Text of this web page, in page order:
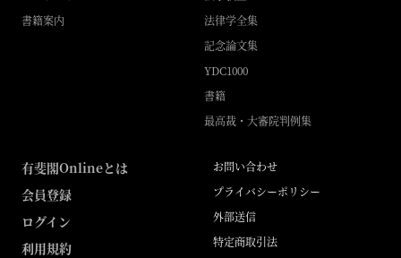
書籍案内
法律学全集
記念論文集
YDC1000
書籍
最高裁・大審院判例集
有斐閣Onlineとは
会員登録
ログイン
利用規約
お問い合わせ
プライバシーポリシー
外部送信
特定商取引法